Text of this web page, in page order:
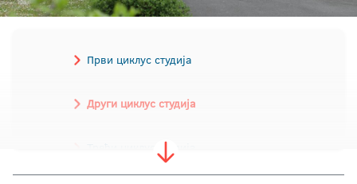
Први циклус студија
Други циклус студија
Трећи циклус студија